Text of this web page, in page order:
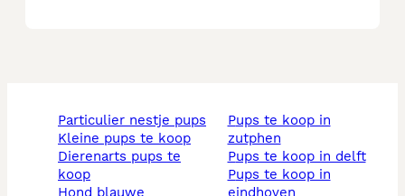
particulier nestje pups
kleine pups te koop
dierenarts pups te
koop
pups te koop in
zutphen
pups te koop in delft
pups te koop in